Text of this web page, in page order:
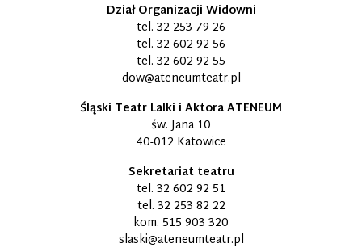
Dział Organizacji Widowni
tel. 32 253 79 26
tel. 32 602 92 56
tel. 32 602 92 55
dow@ateneumteatr.pl
Śląski Teatr Lalki i Aktora ATENEUM
św. Jana 10
40-012 Katowice
Sekretariat teatru
tel. 32 602 92 51
tel. 32 253 82 22
kom. 515 903 320
slaski@ateneumteatr.pl